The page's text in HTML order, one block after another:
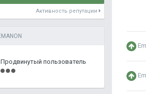
Активность репутации
Продвинутый пользователь